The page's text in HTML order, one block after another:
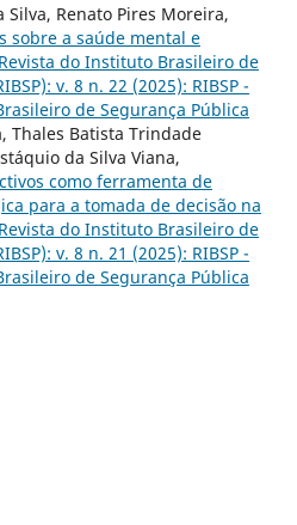
Silva, Renato Pires Moreira,
sobre a saúde mental e
Revista do Instituto Brasileiro de
v. 8 n. 22 (2025): RIBSP -
de Segurança Pública
Thales Batista Trindade
da Silva Viana,
como ferramenta de
para a tomada de decisão na
Revista do Instituto Brasileiro de
v. 8 n. 21 (2025): RIBSP -
de Segurança Pública